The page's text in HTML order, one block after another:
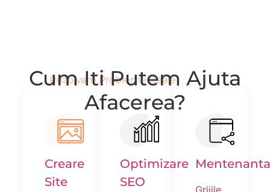
Rezolvam Probleme Reale
Cum Iti Putem Ajuta
Afacerea?
Creare
Site
Optimizare
SEO
Mentenanta